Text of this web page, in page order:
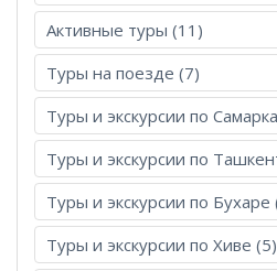
Активные туры (11)
Туры на поезде (7)
Туры и экскурсии по
Туры и экскурсии по
Туры и экскурсии по Бухаре
Туры и экскурсии по Хиве (5)